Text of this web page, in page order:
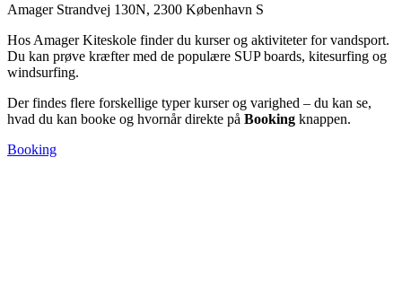
Amager Strandvej 130N, 2300 København S
Hos Amager Kiteskole finder du kurser og aktiviteter for vandsport.
Du kan prøve kræfter med de populære SUP boards, kitesurfing og
windsurfing.
Der findes flere forskellige typer kurser og varighed – du kan se,
hvad du kan booke og hvornår direkte på Booking knappen.
Booking